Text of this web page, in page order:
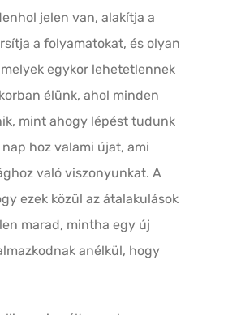
jelen van, alakítja a
a folyamatokat, és olyan
egykor lehetetlennek
élünk, ahol minden
mint ahogy lépést tudunk
hoz valami újat, ami
való viszonyunkat. A
ezek közül az átalakulások
marad, mintha egy új
anélkül, hogy